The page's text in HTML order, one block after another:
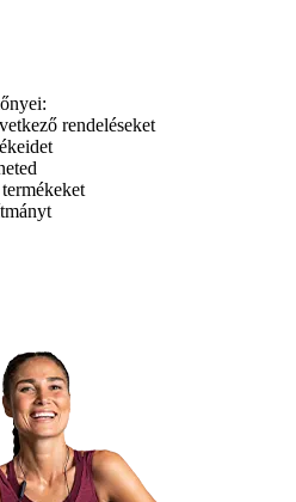
rendeléseket